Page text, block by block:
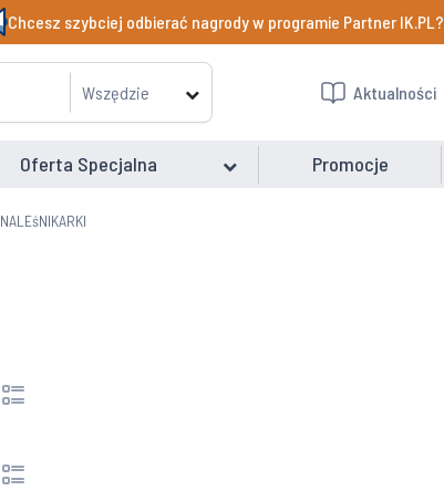
Chcesz szybciej odbierać nagrody w programie Partner IK.PL?
Wszędzie Aktualności
Oferta Specjalna Promocje
NALEśNIKARKI